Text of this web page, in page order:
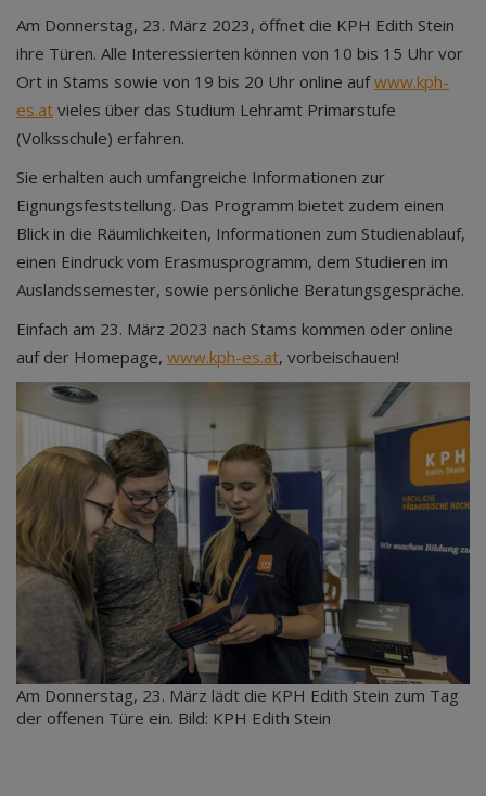
Am Donnerstag, 23. März 2023, öffnet die KPH Edith Stein
ihre Türen. Alle Interessierten können von 10 bis 15 Uhr vor
Ort in Stams sowie von 19 bis 20 Uhr online aufwww.kph-
es.at vieles über das Studium Lehramt Primarstufe
(Volksschule) erfahren.
Sie erhalten auch umfangreiche Informationen zur
Eignungsfeststellung. Das Programm bietet zudem einen
Blick in die Räumlichkeiten, Informationen zum Studienablauf,
einen Eindruck vom Erasmusprogramm, dem Studieren im
Auslandssemester, sowie persönliche Beratungsgespräche.
Einfach am 23. März 2023 nach Stams kommen oder online
auf der Homepage, www.kph-es.at, vorbeischauen!
Am Donnerstag, 23. März lädt die KPH Edith Stein zum Tag
der offenen Türe ein. Bild: KPH Edith Stein